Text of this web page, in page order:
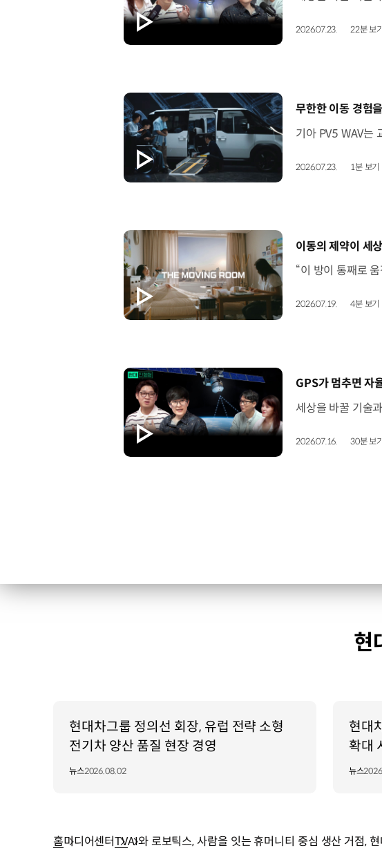
2026.07.23. 22분 보기
[동영상]
무한한 이동 경험
2026.07.23. 1분 보기
[동영상]
이동의 제약이 세
2026.07.19. 4분 보기
[동영상]
2026.07.16. 30분 보기
현
현대차그룹 정의선 회장, 유럽 전략 소형
전기차 양산 품질 현장 경영
뉴스2026.08.02
현대
확대
뉴스
홈미디어센터TVAI와 로보틱스, 사람을 잇는 휴머니티 중심 생산 거점,